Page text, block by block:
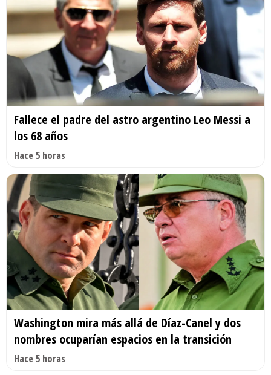
Fallece el padre del astro argentino Leo Messi a
los 68 años
Hace 5 horas
Washington mira más allá de Díaz-Canel y dos
nombres ocuparían espacios en la transición
Hace 5 horas